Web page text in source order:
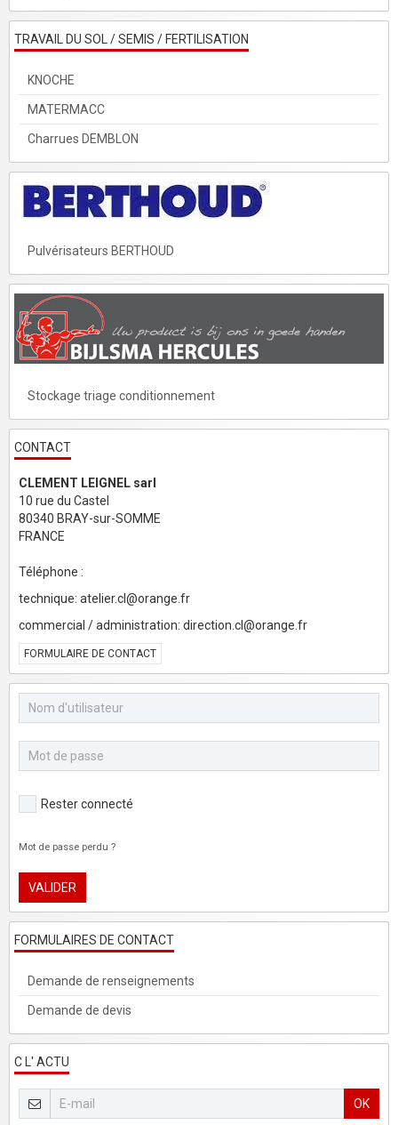
TRAVAIL DU SOL / SEMIS / FERTILISATION
KNOCHE
MATERMACC
Charrues DEMBLON
Pulvérisateurs BERTHOUD
Stockage triage conditionnement
CONTACT
CLEMENT LEIGNEL sarl
10 rue du Castel
80340 BRAY-sur-SOMME
FRANCE
Téléphone :
technique: atelier.cl@orange.fr
commercial / administration: direction.cl@orange.fr
FORMULAIRE DE CONTACT
Rester connecté
Mot de passe perdu ?
VALIDER
FORMULAIRES DE CONTACT
Demande de renseignements
Demande de devis
C L' ACTU
OK